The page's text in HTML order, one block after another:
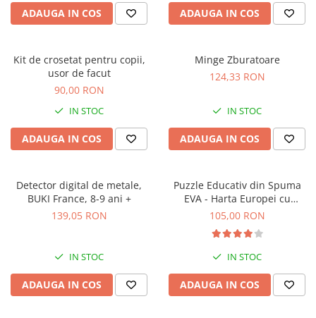
ADAUGA IN COS ADAUGA IN COS
Kit de crosetat pentru copii,
usor de facut
90,00 RON
IN STOC
ADAUGA IN COS
Minge Zburatoare
124,33 RON
IN STOC
ADAUGA IN COS
Detector digital de metale,
BUKI France, 8-9 ani +
139,05 RON
IN STOC
ADAUGA IN COS
Puzzle Educativ din Spuma
EVA - Harta Europei cu
Steaguri si Capitale,
105,00 RON
IN STOC
ADAUGA IN COS